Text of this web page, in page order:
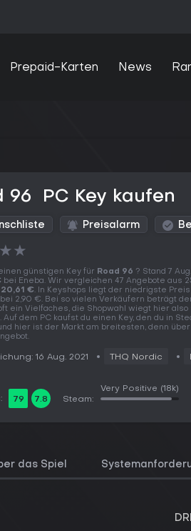
Prepaid-Karten News
96 ️ PC Key kaufen
Preisalarm
★★
günstigen Key für Road 96 ️ ? Stand 7
bei Eneba. Wir vergleichen 47 Angebote aus
20,61 €. In Keyshops liegt der niedrigste
2,90 €. Bei so vielen Verkäufern beträgt
ein Vielfaches, die Shopwahl wiegt hier
Auf dem PC kaufst du einen Key, den du in
hier ist der Markt am breitesten, denn
16 Aug. 2021 THQ Nordic
79 7.8 Steam:
Very Positive (18k)
das Spiel